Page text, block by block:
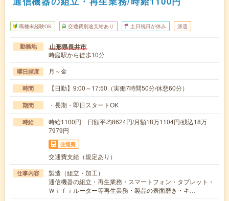
職種未経験OK 交通費別途支給あり 土日祝日が休み 派遣
勤務地 山形県長井市
時庭駅から徒歩10分
曜日頻度 月～金
時間 【日勤】9:00～17:50（実働7時間50分/休憩60分）
期間 ・長期・即日スタートOK
時給
時給1100円 日額平均8624円/月額18万1104円/残込18万
7979円
交通費
交通費支給（規定あり）
仕事内容
製造（組立・加工）
通信機器の組立・再生業務・スマートフォン・タブレット・
Ｗｉｆｉルーター等再生業務・製品の表面磨き・キ…